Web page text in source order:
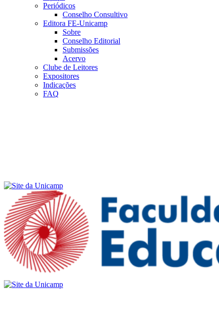
Periódicos
Conselho Consultivo
Editora FE-Unicamp
Sobre
Conselho Editorial
Submissões
Acervo
Clube de Leitores
Expositores
Indicações
FAQ